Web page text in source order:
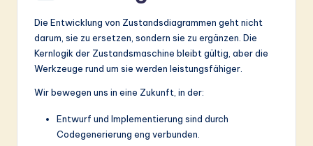
Die Entwicklung von Zustandsdiagrammen geht nicht
darum, sie zu ersetzen, sondern sie zu ergänzen. Die
Kernlogik der Zustandsmaschine bleibt gültig, aber die
Werkzeuge rund um sie werden leistungsfähiger.
Wir bewegen uns in eine Zukunft, in der:
Entwurf und Implementierung sind durch
Codegenerierung eng verbunden.